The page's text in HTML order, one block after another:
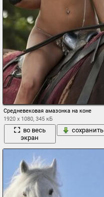
Средневековая амазонка на коне
1920 x 1080, 345 кБ
во весь
экран
сохранить